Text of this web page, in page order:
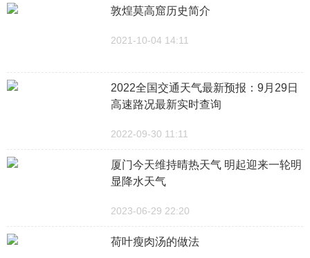
敦煌莫高窟历史简介
2021-10-04 14:11
2022全国交通天气最新预报：9月29日
高速路况最新实时查询
2022-09-30 11:11
厦门今天维持晴热天气 明起迎来一轮明
显降水天气
2023-06-29 22:20
荷叶瘦肉汤的做法